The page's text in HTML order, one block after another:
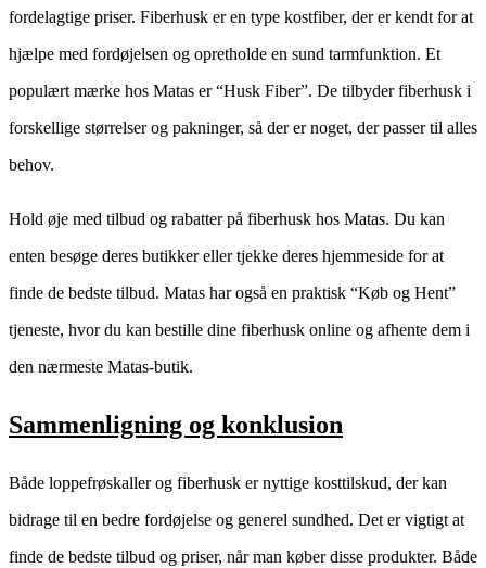
fordelagtige priser. Fiberhusk er en type kostfiber, der er kendt for at
hjælpe med fordøjelsen og opretholde en sund tarmfunktion. Et
populært mærke hos Matas er “Husk Fiber”. De tilbyder fiberhusk i
forskellige størrelser og pakninger, så der er noget, der passer til alles
behov.
Hold øje med tilbud og rabatter på fiberhusk hos Matas. Du kan
enten besøge deres butikker eller tjekke deres hjemmeside for at
finde de bedste tilbud. Matas har også en praktisk “Køb og Hent”
tjeneste, hvor du kan bestille dine fiberhusk online og afhente dem i
den nærmeste Matas-butik.
Sammenligning og konklusion
Både loppefrøskaller og fiberhusk er nyttige kosttilskud, der kan
bidrage til en bedre fordøjelse og generel sundhed. Det er vigtigt at
finde de bedste tilbud og priser, når man køber disse produkter. Både